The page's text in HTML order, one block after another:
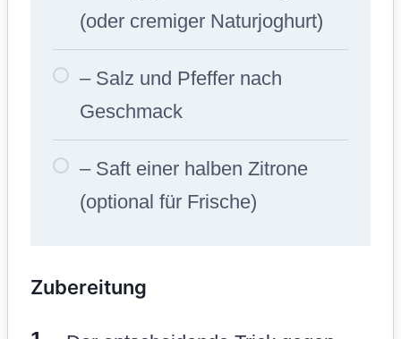
(oder cremiger Naturjoghurt)
– Salz und Pfeffer nach
Geschmack
– Saft einer halben Zitrone
(optional für Frische)
Zubereitung